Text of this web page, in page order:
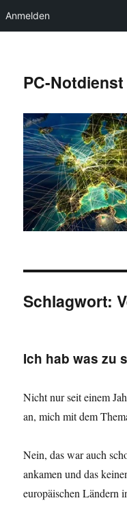
Anmelden
PC-Notdienst
Schlagwort:
Ich hab was zu
Nicht nur seit einem
an, mich mit dem
Nein, das war auch
ankamen und das
europäischen Ländern